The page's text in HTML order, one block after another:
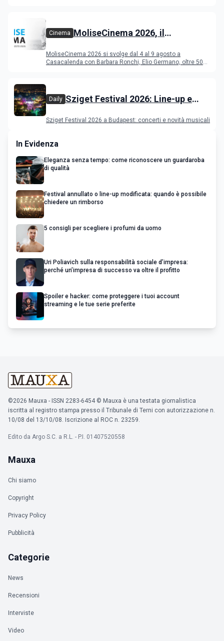
Cinema MoliseCinema 2026, il
MoliseCinema 2026 si svolge dal 4 al 9 agosto a
Casacalenda con Barbara Ronchi, Elio Germano, oltre 50
Daily Sziget Festival 2026: Line-up e
Sziget Festival 2026 a Budapest: concerti e novità musicali
In Evidenza
Eleganza senza tempo: come riconoscere un guardaroba
di qualità
Festival annullato o line-up modificata: quando è possibile
chiedere un rimborso
5 consigli per scegliere i profumi da uomo
Uri Poliavich sulla responsabilità sociale d’impresa:
perché un’impresa di successo va oltre il profitto
Spoiler e hacker: come proteggere i tuoi account
streaming e le tue serie preferite
©2026 Mauxa - ISSN 2283-6454 © Mauxa è una testata giornalistica
iscritta al registro stampa presso il Tribunale di Terni con autorizzazione n.
10/08 del 13/10/08. Iscrizione al ROC n. 23259.
Edito da Argo S.C. a R.L. - P.I. 01407520558
Mauxa
Chi siamo
Copyright
Privacy Policy
Pubblicità
Categorie
News
Recensioni
Interviste
Video